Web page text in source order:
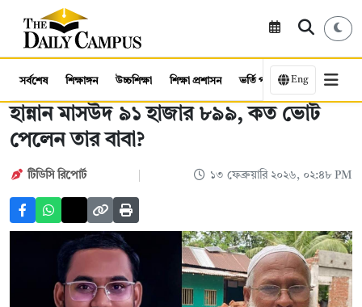
সর্বশেষ শিক্ষাঙ্গন উচ্চশিক্ষা শিক্ষা প্রশাসন ভর্তি পরীক্ষা কর্মসংস্থান
Eng
হান্নান মাসউদ ৯১ হাজার ৮৯৯, কত ভোট
পেলেন তার বাবা?
টিডিসি রিপোর্ট ১৩ ফেব্রুয়ারি ২০২৬, ০২:৪৮ PM